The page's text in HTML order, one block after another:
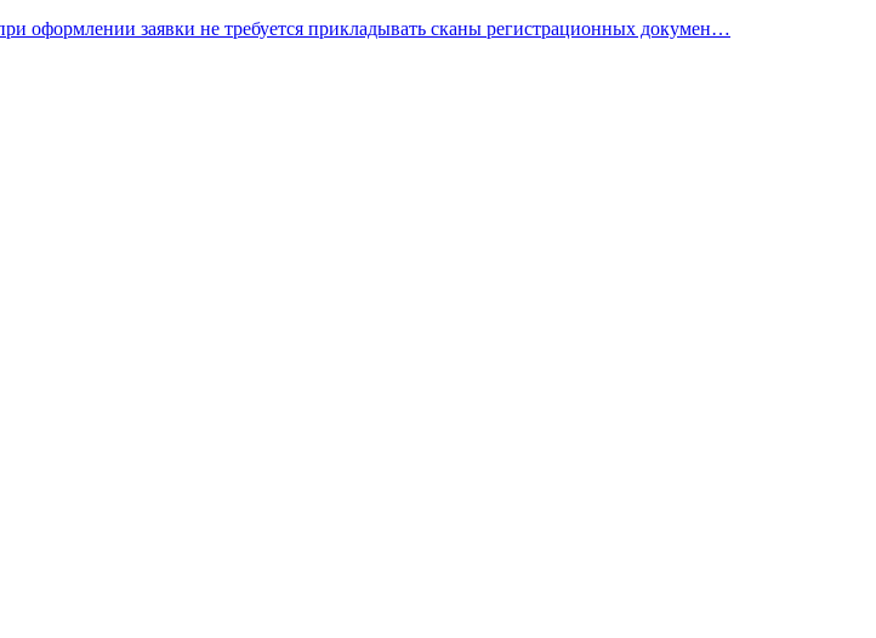
оформлении заявки не требуется прикладывать сканы регистрационных докумен…